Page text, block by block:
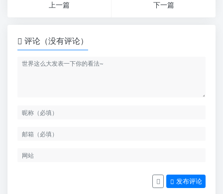
上一篇
下一篇
评论（没有评论）
发布评论